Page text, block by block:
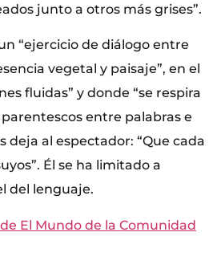
junto a otros más grises”.
“ejercicio de diálogo entre
vegetal y paisaje”, en el
fluidas” y donde “se respira
entre palabras e
deja al espectador: “Que cada
Él se ha limitado a
del lenguaje.
El Mundo de la Comunidad